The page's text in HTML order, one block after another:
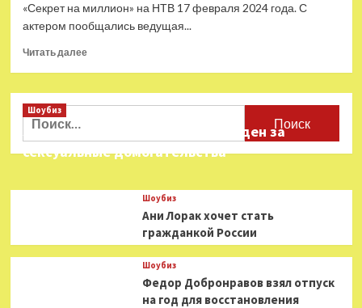
«Секрет на миллион» на НТВ 17 февраля 2024 года. С
актером пообщались ведущая...
Читать далееПрочитать
Лера
оценила
Никиту
Найти:
Шоубиз
Звезда «Игры в кальмара» осужден за
сексуальные домогательства
Шоубиз
Ани Лорак хочет стать
гражданкой России
Шоубиз
Федор Добронравов взял отпуск
на год для восстановления